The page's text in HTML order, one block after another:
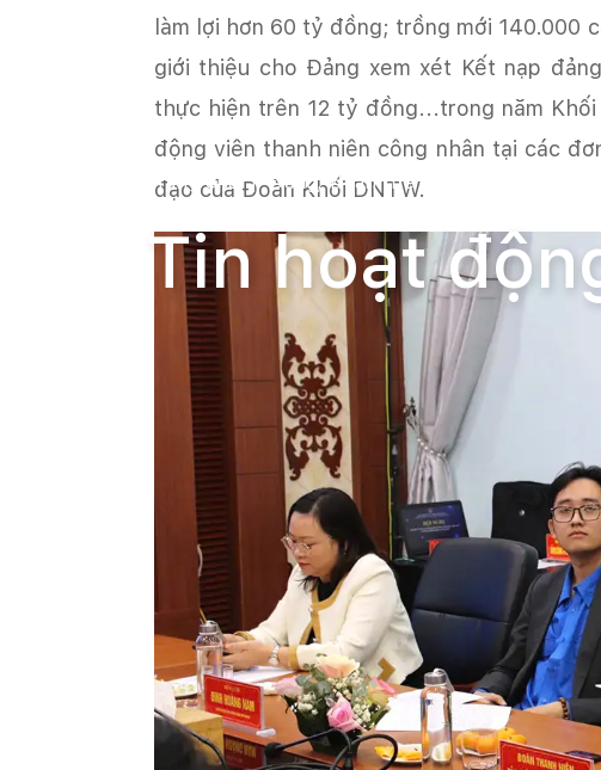
Trang chủ Đảng, Đoàn thể
Tin hoạt
làm lợi hơn 60 tỷ đồng; trồng mới 140.000
giới thiệu cho Đảng xem xét Kết nạp
thực hiện trên 12 tỷ đồng...trong năm
động viên thanh niên công nhân tại các
đạo của Đoàn Khối DNTW.